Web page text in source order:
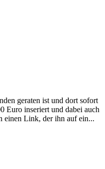
geraten ist und dort sofort
Euro inseriert und dabei auch
einen Link, der ihn auf ein...